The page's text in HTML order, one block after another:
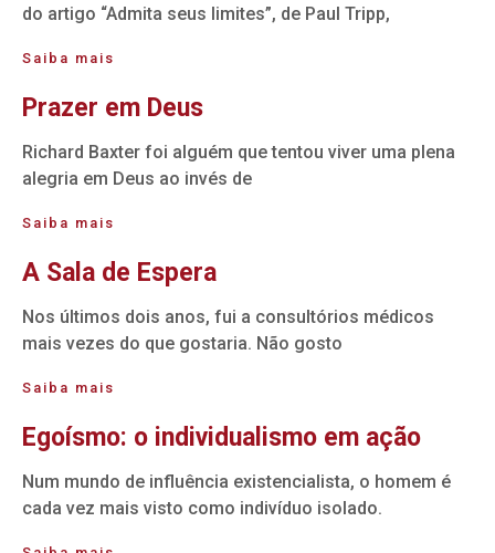
do artigo “Admita seus limites”, de Paul Tripp,
Saiba mais
Prazer em Deus
Richard Baxter foi alguém que tentou viver uma plena
alegria em Deus ao invés de
Saiba mais
A Sala de Espera
Nos últimos dois anos, fui a consultórios médicos
mais vezes do que gostaria. Não gosto
Saiba mais
Egoísmo: o individualismo em ação
Num mundo de influência existencialista, o homem é
cada vez mais visto como indivíduo isolado.